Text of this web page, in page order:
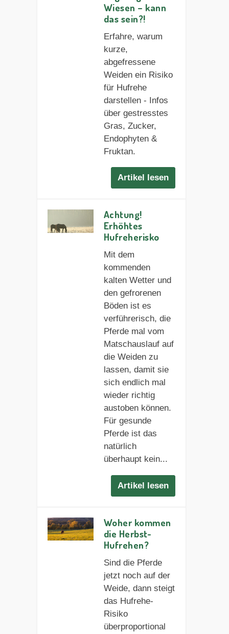
Wiesen – kann
das sein?!
Erfahre, warum
kurze,
abgefressene
Weiden ein Risiko
für Hufrehe
darstellen - Infos
über gestresstes
Gras, Zucker,
Endophyten &
Fruktan.
Artikel lesen
Achtung!
Erhöhtes
Hufreherisko
Mit dem
kommenden
kalten Wetter und
den gefrorenen
Böden ist es
verführerisch, die
Pferde mal vom
Matschauslauf auf
die Weiden zu
lassen, damit sie
sich endlich mal
wieder richtig
austoben können.
Für gesunde
Pferde ist das
natürlich
überhaupt kein...
Artikel lesen
Woher kommen
die Herbst-
Hufrehen?
Sind die Pferde
jetzt noch auf der
Weide, dann steigt
das Hufrehe-
Risiko
überproportional